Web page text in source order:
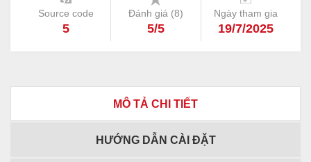
Source code
5
Đánh giá (8)
5/5
Ngày tham gia
19/7/2025
MÔ TẢ CHI TIẾT
HƯỚNG DẪN CÀI ĐẶT